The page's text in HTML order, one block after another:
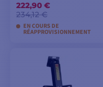
222,90 €
234,12 €
EN COURS DE
RÉAPPROVISIONNEMENT
AJOUTER AU
PANIER